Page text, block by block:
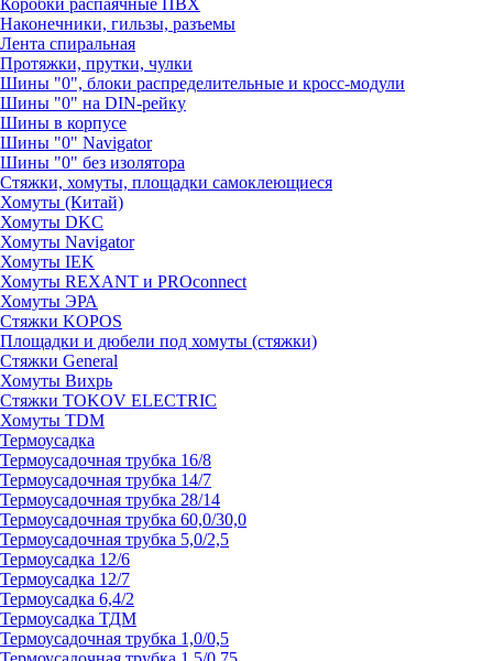
Коробки распаячные ПВХ
Наконечники, гильзы, разъемы
Лента спиральная
Протяжки, прутки, чулки
Шины "0", блоки распределительные и кросс-модули
Шины "0" на DIN-рейку
Шины в корпусе
Шины "0" Navigator
Шины "0" без изолятора
Стяжки, хомуты, площадки самоклеющиеся
Хомуты (Китай)
Хомуты DKC
Хомуты Navigator
Хомуты IEK
Хомуты REXANT и PROconnect
Хомуты ЭРА
Стяжки KOPOS
Площадки и дюбели под хомуты (стяжки)
Стяжки General
Хомуты Вихрь
Стяжки TOKOV ELECTRIC
Хомуты TDM
Термоусадка
Термоусадочная трубка 16/8
Термоусадочная трубка 14/7
Термоусадочная трубка 28/14
Термоусадочная трубка 60,0/30,0
Термоусадочная трубка 5,0/2,5
Термоусадка 12/6
Термоусадка 12/7
Термоусадка 6,4/2
Термоусадка ТДМ
Термоусадочная трубка 1,0/0,5